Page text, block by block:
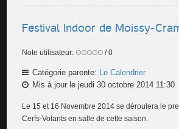
Festival Indoor de Moissy-
Note utilisateur: / 0
Catégorie parente: Le Calendrier
Mis à jour le jeudi 30 octobre 2014 11:30
Le 15 et 16 Novembre 2014 se déroulera le
Cerfs-Volants en salle de cette saison.